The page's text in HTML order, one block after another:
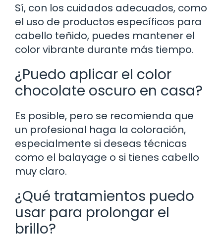
Sí, con los cuidados adecuados, como
el uso de productos específicos para
cabello teñido, puedes mantener el
color vibrante durante más tiempo.
¿Puedo aplicar el color
chocolate oscuro en casa?
Es posible, pero se recomienda que
un profesional haga la coloración,
especialmente si deseas técnicas
como el balayage o si tienes cabello
muy claro.
¿Qué tratamientos puedo
usar para prolongar el
brillo?